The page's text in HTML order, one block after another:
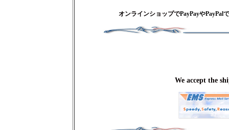
オンラインショップでPayPayやPayPalで
We accept the